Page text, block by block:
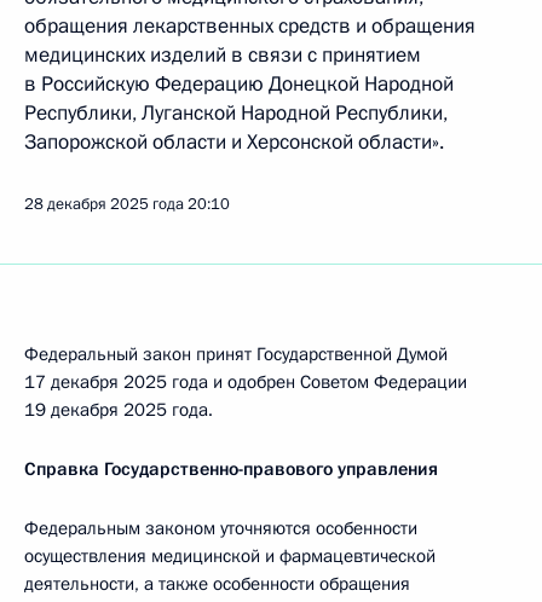
обращения лекарственных средств и обращения
медицинских изделий в связи с принятием
в Российскую Федерацию Донецкой Народной
Республики, Луганской Народной Республики,
Запорожской области и Херсонской области».
28 декабря 2025 года20:10
Федеральный закон принят Государственной Думой
17 декабря 2025 года и одобрен Советом Федерации
19 декабря 2025 года.
Справка Государственно-правового управления
Федеральным законом уточняются особенности
осуществления медицинской и фармацевтической
деятельности, а также особенности обращения